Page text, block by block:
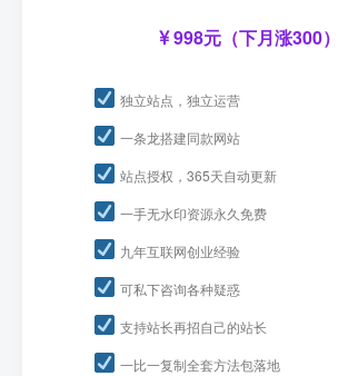
998元（下月涨300）
独立站点，独立运营
一条龙搭建同款网站
站点授权，365天自动更新
一手无水印资源永久免费
九年互联网创业经验
可私下咨询各种疑惑
支持站长再招自己的站长
一比一复制全套方法包落地